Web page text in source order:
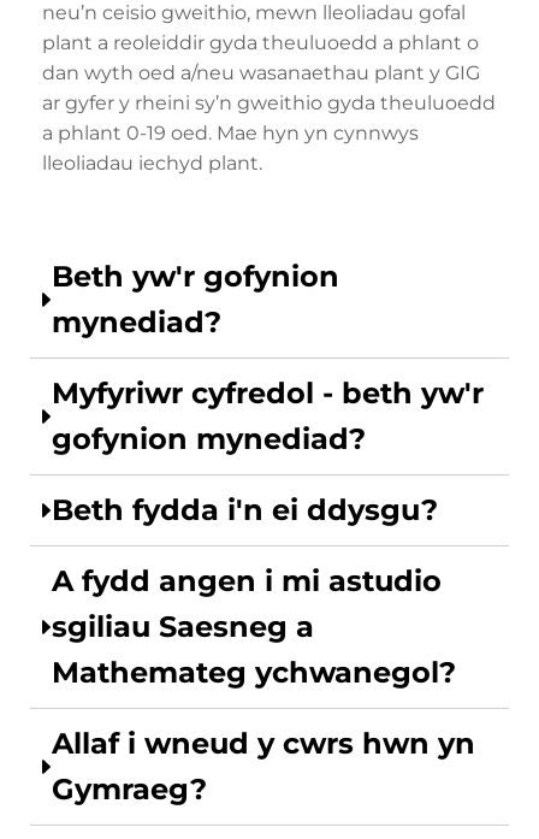
neu’n ceisio gweithio, mewn lleoliadau gofal
plant a reoleiddir gyda theuluoedd a phlant o
dan wyth oed a/neu wasanaethau plant y GIG
ar gyfer y rheini sy’n gweithio gyda theuluoedd
a phlant 0-19 oed. Mae hyn yn cynnwys
lleoliadau iechyd plant.
Beth yw'r gofynion
mynediad?
Myfyriwr cyfredol - beth yw'r
gofynion mynediad?
Beth fydda i'n ei ddysgu?
A fydd angen i mi astudio
sgiliau Saesneg a
Mathemateg ychwanegol?
Allaf i wneud y cwrs hwn yn
Gymraeg?